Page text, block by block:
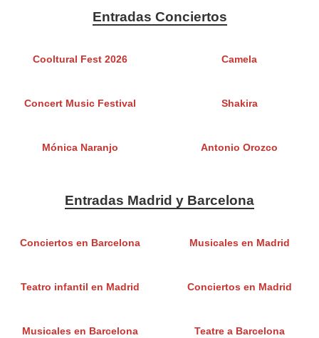
Entradas Conciertos
Cooltural Fest 2026 Camela
Concert Music Festival Shakira
Mónica Naranjo Antonio Orozco
Entradas Madrid y Barcelona
Conciertos en Barcelona Musicales en Madrid
Teatro infantil en Madrid Conciertos en Madrid
Musicales en Barcelona Teatre a Barcelona